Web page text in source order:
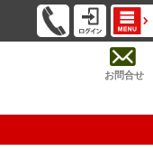
お問合せ